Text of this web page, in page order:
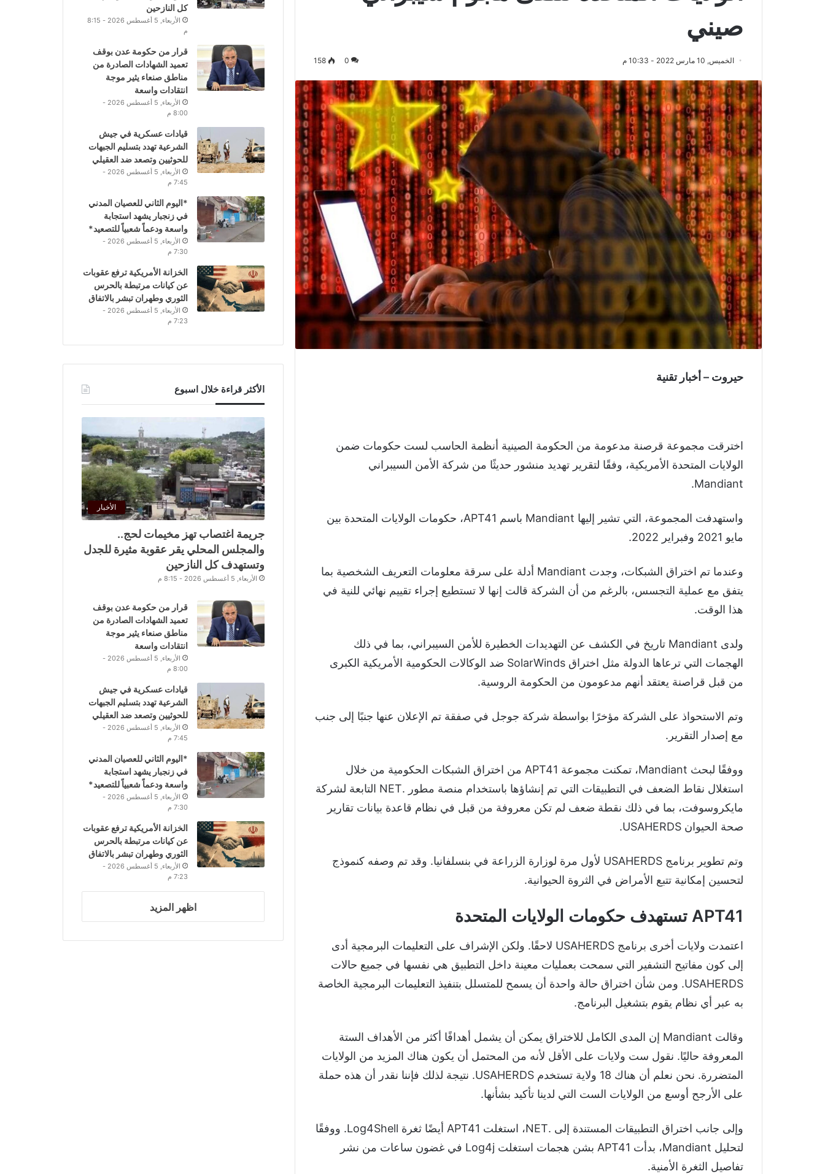
صيني
الخميس, 10 مارس 2022 - 10:33 م 0
158
حيروت – أخبار تقنية
اخترقت مجموعة قرصنة مدعومة من الحكومة الصينية أنظمة الحاسب لست حكومات ضمن
الولايات المتحدة الأمريكية، وفقًا لتقرير تهديد منشور حديثًا من شركة الأمن السيبراني
Mandiant.
واستهدفت المجموعة، التي تشير إليها Mandiant باسم APT41، حكومات الولايات المتحدة بين
مايو 2021 وفبراير 2022.
وعندما تم اختراق الشبكات، وجدت Mandiant أدلة على سرقة معلومات التعريف الشخصية بما
يتفق مع عملية التجسس، بالرغم من أن الشركة قالت إنها لا تستطيع إجراء تقييم نهائي للنية في
هذا الوقت.
ولدى Mandiant تاريخ في الكشف عن التهديدات الخطيرة للأمن السيبراني، بما في ذلك
الهجمات التي ترعاها الدولة مثل اختراق SolarWinds ضد الوكالات الحكومية الأمريكية الكبرى
من قبل قراصنة يعتقد أنهم مدعومون من الحكومة الروسية.
وتم الاستحواذ على الشركة مؤخرًا بواسطة شركة جوجل في صفقة تم الإعلان عنها جنبًا إلى جنب
مع إصدار التقرير.
ووفقًا لبحث Mandiant، تمكنت مجموعة APT41 من اختراق الشبكات الحكومية من خلال
استغلال نقاط الضعف في التطبيقات التي تم إنشاؤها باستخدام منصة مطور .NET التابعة لشركة
مايكروسوفت، بما في ذلك نقطة ضعف لم تكن معروفة من قبل في نظام قاعدة بيانات تقارير
صحة الحيوان USAHERDS.
وتم تطوير برنامج USAHERDS لأول مرة لوزارة الزراعة في بنسلفانيا. وقد تم وصفه كنموذج
لتحسين إمكانية تتبع الأمراض في الثروة الحيوانية.
APT41 تستهدف حكومات الولايات المتحدة
اعتمدت ولايات أخرى برنامج USAHERDS لاحقًا. ولكن الإشراف على التعليمات البرمجية أدى
إلى كون مفاتيح التشفير التي سمحت بعمليات معينة داخل التطبيق هي نفسها في جميع حالات
USAHERDS. ومن شأن اختراق حالة واحدة أن يسمح للمتسلل بتنفيذ التعليمات البرمجية الخاصة
به عبر أي نظام يقوم بتشغيل البرنامج.
وقالت Mandiant إن المدى الكامل للاختراق يمكن أن يشمل أهدافًا أكثر من الأهداف الستة
المعروفة حاليًا. نقول ست ولايات على الأقل لأنه من المحتمل أن يكون هناك المزيد من الولايات
المتضررة. نحن نعلم أن هناك 18 ولاية تستخدم USAHERDS. نتيجة لذلك فإننا نقدر أن هذه حملة
على الأرجح أوسع من الولايات الست التي لدينا تأكيد بشأنها.
وإلى جانب اختراق التطبيقات المستندة إلى .NET، استغلت APT41 أيضًا ثغرة Log4Shell. ووفقًا
لتحليل Mandiant، بدأت APT41 بشن هجمات استغلت Log4j في غضون ساعات من نشر
تفاصيل الثغرة الأمنية.
كل النازحين
الأربعاء, 5 أغسطس 2026 - 8:15
م
قرار من حكومة عدن بوقف
تعميد الشهادات الصادرة من
مناطق صنعاء يثير موجة
انتقادات واسعة
الأربعاء, 5 أغسطس 2026 -
8:00 م
قيادات عسكرية في جيش
الشرعية تهدد بتسليم الجبهات
للحوثيين وتصعد ضد العقيلي
الأربعاء, 5 أغسطس 2026 -
7:45 م
*اليوم الثاني للعصيان المدني
في زنجبار يشهد استجابة
واسعة ودعماً شعبياً للتصعيد*
الأربعاء, 5 أغسطس 2026 -
7:30 م
الخزانة الأمريكية ترفع عقوبات
عن كيانات مرتبطة بالحرس
الثوري وطهران تبشر بالاتفاق
الأربعاء, 5 أغسطس 2026 -
7:23 م
الأكثر قراءة خلال اسبوع
الأخبار
جريمة اغتصاب تهز مخيمات لحج..
والمجلس المحلي يقر عقوبة مثيرة للجدل
وتستهدف كل النازحين
الأربعاء, 5 أغسطس 2026 - 8:15 م
قرار من حكومة عدن بوقف
تعميد الشهادات الصادرة من
مناطق صنعاء يثير موجة
انتقادات واسعة
الأربعاء, 5 أغسطس 2026 -
8:00 م
قيادات عسكرية في جيش
الشرعية تهدد بتسليم الجبهات
للحوثيين وتصعد ضد العقيلي
الأربعاء, 5 أغسطس 2026 -
7:45 م
*اليوم الثاني للعصيان المدني
في زنجبار يشهد استجابة
واسعة ودعماً شعبياً للتصعيد*
الأربعاء, 5 أغسطس 2026 -
7:30 م
الخزانة الأمريكية ترفع عقوبات
عن كيانات مرتبطة بالحرس
الثوري وطهران تبشر بالاتفاق
الأربعاء, 5 أغسطس 2026 -
7:23 م
اظهر المزيد